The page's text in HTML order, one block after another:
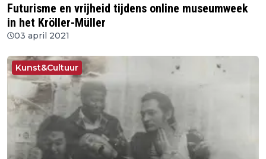
Futurisme en vrijheid tijdens online museumweek
in het Kröller-Müller
03 april 2021
Kunst&Cultuur